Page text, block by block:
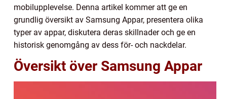
mobilupplevelse. Denna artikel kommer att ge en
grundlig översikt av Samsung Appar, presentera olika
typer av appar, diskutera deras skillnader och ge en
historisk genomgång av dess för- och nackdelar.
Översikt över Samsung Appar